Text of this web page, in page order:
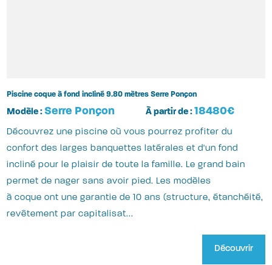
Piscine coque à fond incliné 9.80 mètres Serre Ponçon
Modèle : Serre Ponçon À partir de : 18480€
Découvrez une piscine où vous pourrez profiter du
confort des larges banquettes latérales et d'un fond
incliné pour le plaisir de toute la famille. Le grand bain
permet de nager sans avoir pied. Les modèles
à coque ont une garantie de 10 ans (structure, étanchéité,
revêtement par capitalisat...
Découvrir